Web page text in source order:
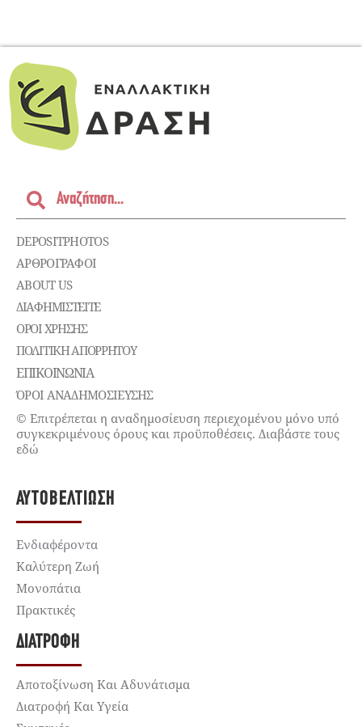
DEPOSITPHOTOS
ΑΡΘΡΟΓΡΑΦΟΙ
ABOUT US
ΔΙΑΦΗΜΙΣΤΕΊΤΕ
ΌΡΟΙ ΧΡΉΣΗΣ
ΠΟΛΙΤΙΚΉ ΑΠΟΡΡΉΤΟΥ
ΕΠΙΚΟΙΝΩΝΊΑ
ΌΡΟΙ ΑΝΑΔΗΜΟΣΙΕΥΣΗΣ
© Επιτρέπεται η αναδημοσίευση περιεχομένου μόνο υπό
συγκεκριμένους όρους και προϋποθέσεις. Διαβάστε τους
εδώ
ΑΥΤΟΒΕΛΤΊΩΣΗ
Ενδιαφέροντα
Καλύτερη Ζωή
Μονοπάτια
Πρακτικές
ΔΙΑΤΡΟΦΉ
Αποτοξίνωση Και Αδυνάτισμα
Διατροφή Και Υγεία